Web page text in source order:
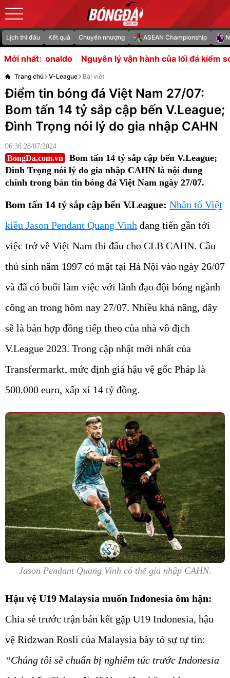
Lịch thi đấu Kết quả Chuyển nhượng ASEAN Championship
Mới nhất:
Nguyên lý vận hành của lối đá kiểm soát bóng Tiki-taka
Trang chủ V-League Bài viết
Điểm tin bóng đá Việt Nam 27/07:
Bom tấn 14 tỷ sắp cập bến V.League;
Đình Trọng nói lý do gia nhập CAHN
06:36 28/07/2024
BongDa.com.vn
Bom tấn 14 tỷ sắp cập bến V.League;
Đình Trọng nói lý do gia nhập CAHN là nội dung
chính trong bản tin bóng đá Việt Nam ngày 27/07.
Bom tấn 14 tỷ sắp cập bến V.League: Nhân tố Việt
kiều Jason Pendant Quang Vinh đang tiến gần tới
việc trở về Việt Nam thi đấu cho CLB CAHN. Cầu
thủ sinh năm 1997 có mặt tại Hà Nội vào ngày 26/07
và đã có buổi làm việc với lãnh đạo đội bóng ngành
công an trong hôm nay 27/07. Nhiều khả năng, đây
sẽ là bản hợp đồng tiếp theo của nhà vô địch
V.League 2023. Trong cập nhật mới nhất của
Transfermarkt, mức định giá hậu vệ gốc Pháp là
500.000 euro, xấp xỉ 14 tỷ đồng.
Jason Pendant Quang Vinh có thể gia nhập CAHN.
Hậu vệ U19 Malaysia muốn Indonesia ôm hận:
Chia sẻ trước trận bán kết gặp U19 Indonesia, hậu
vệ Ridzwan Rosli của Malaysia bày tỏ sự tự tin:
“Chúng tôi sẽ chuẩn bị nghiêm túc trước Indonesia